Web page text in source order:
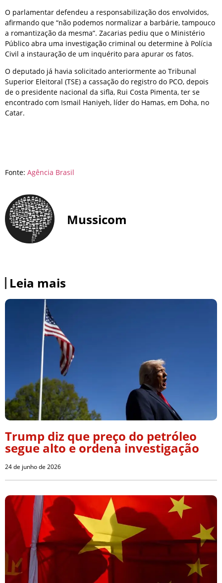
O parlamentar defendeu a responsabilização dos envolvidos,
afirmando que “não podemos normalizar a barbárie, tampouco
a romantização da mesma”. Zacarias pediu que o Ministério
Público abra uma investigação criminal ou determine à Polícia
Civil a instauração de um inquérito para apurar os fatos.
O deputado já havia solicitado anteriormente ao Tribunal
Superior Eleitoral (TSE) a cassação do registro do PCO, depois
de o presidente nacional da sifla, Rui Costa Pimenta, ter se
encontrado com Ismail Haniyeh, líder do Hamas, em Doha, no
Catar.
Fonte: Agência Brasil
Mussicom
Leia mais
Trump diz que preço do petróleo
segue alto e ordena investigação
24 de junho de 2026